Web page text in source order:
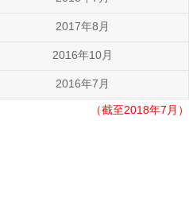
2017年8月
2016年10月
2016年7月
（截至2018年7月）